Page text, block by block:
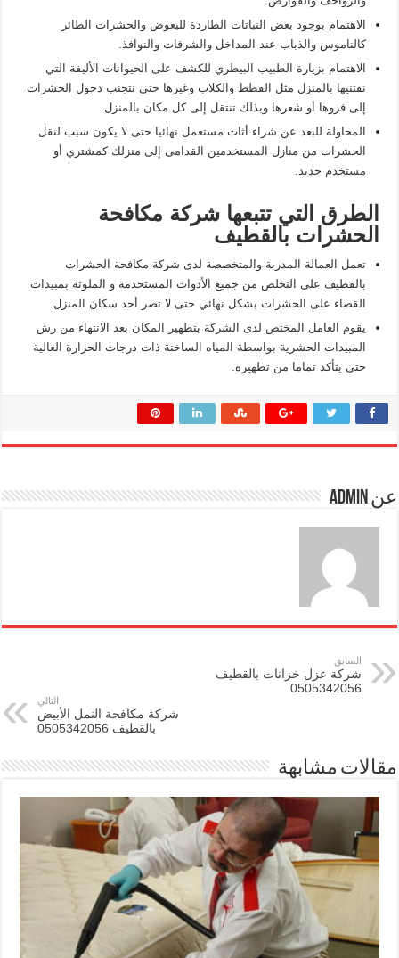
الاهتمام بوجود بعض النباتات الطاردة للبعوض والحشرات الطائر
كالناموس والذباب عند المداخل والشرفات والنوافذ.
الاهتمام بزيارة الطبيب البيطري للكشف على الحيوانات الأليفة التي
نقتنيها بالمنزل مثل القطط والكلاب وغيرها حتى نتجنب دخول الحشرات
إلى فروها أو شعرها وبذلك تنتقل إلى كل مكان بالمنزل.
المحاولة للبعد عن شراء أثاث مستعمل نهائيا حتى لا يكون سبب لنقل
الحشرات من منازل المستخدمين القدامى إلى منزلك كمشتري أو
مستخدم جديد.
الطرق التي تتبعها شركة مكافحة
الحشرات بالقطيف
تعمل العمالة المدربة والمتخصصة لدى شركة مكافحة الحشرات
بالقطيف على التخلص من جميع الأدوات المستخدمة و الملوثة بمبيدات
القضاء على الحشرات بشكل نهائي حتى لا تضر أحد سكان المنزل.
يقوم العامل المختص لدى الشركة بتطهير المكان بعد الانتهاء من رش
المبيدات الحشرية بواسطة المياه الساخنة ذات درجات الحرارة العالية
حتى يتأكد تماما من تطهيره.
عن admin
السابق
شركة عزل خزانات بالقطيف
0505342056
التالي
شركة مكافحة النمل الأبيض
بالقطيف 0505342056
مقالات مشابهة